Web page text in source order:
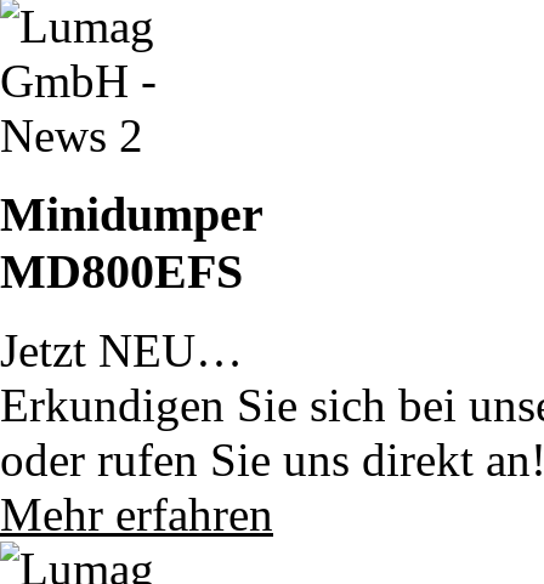
Minidumper
MD800EFS
Jetzt NEU…
Erkundigen Sie sich bei
oder rufen Sie uns direkt
Mehr erfahren